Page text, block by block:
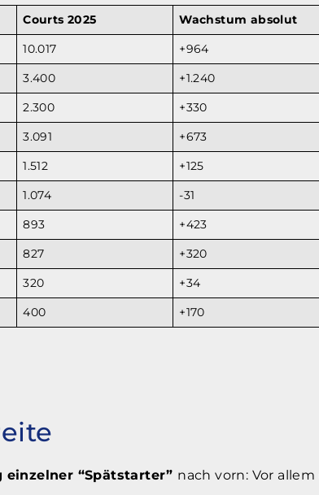
Courts 2025 Wachstum absolut
10.017 +964
3.400 +1.240
2.300 +330
3.091 +673
1.512 +125
1.074 -31
893 +423
827 +320
320 +34
400 +170
einzelner “Spätstarter” nach vorn: Vor